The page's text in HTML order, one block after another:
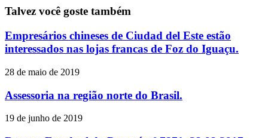
Talvez você goste também
Empresários chineses de Ciudad del Este estão
interessados nas lojas francas de Foz do Iguaçu.
28 de maio de 2019
Assessoria na região norte do Brasil.
19 de junho de 2019